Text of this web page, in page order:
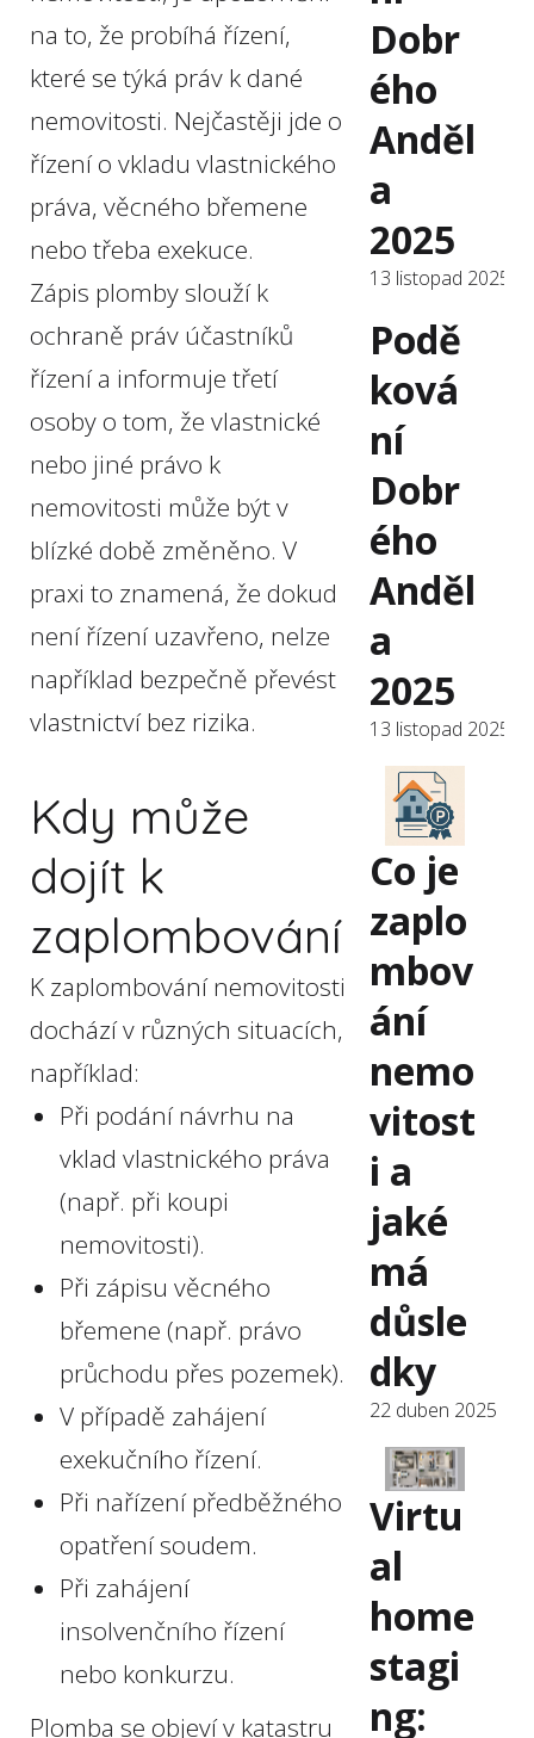
na to, že probíhá řízení,
které se týká práv k dané
nemovitosti. Nejčastěji jde o
řízení o vkladu vlastnického
práva, věcného břemene
nebo třeba exekuce.
Zápis plomby slouží k
ochraně práv účastníků
řízení a informuje třetí
osoby o tom, že vlastnické
nebo jiné právo k
nemovitosti může být v
blízké době změněno. V
praxi to znamená, že dokud
není řízení uzavřeno, nelze
například bezpečně převést
vlastnictví bez rizika.
Kdy může
dojít k
zaplombování
K zaplombování nemovitosti
dochází v různých situacích,
například:
Při podání návrhu na
vklad vlastnického práva
(např. při koupi
nemovitosti).
Při zápisu věcného
břemene (např. právo
průchodu přes pozemek).
V případě zahájení
exekučního řízení.
Při nařízení předběžného
opatření soudem.
Při zahájení
insolvenčního řízení
nebo konkurzu.
Plomba se objeví v katastru
Dobr
ého
Anděl
a
2025
13 listopad 2025
Podě
ková
ní
Dobr
ého
Anděl
a
2025
13 listopad 2025
Co je
zaplo
mbov
ání
nemo
vitost
i a
jaké
má
důsle
dky
22 duben 2025
Virtu
al
home
stagi
ng: